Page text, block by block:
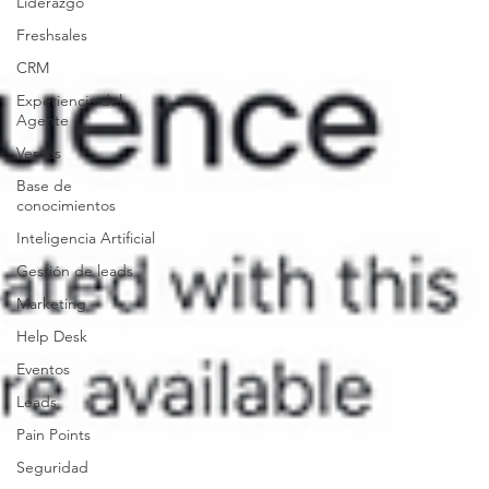
Freshsales
CRM
Experiencia del
Agente
Ventas
Base de
conocimientos
Inteligencia Artificial
Gestión de leads
Marketing
Help Desk
Eventos
Leads
Pain Points
Seguridad